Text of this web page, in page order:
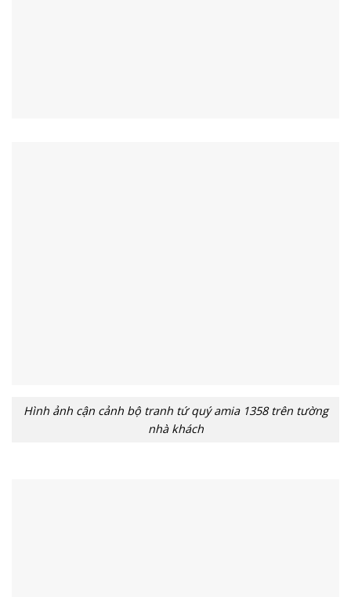
Hình ảnh cận cảnh bộ tranh tứ quý amia 1358 trên tường
nhà khách